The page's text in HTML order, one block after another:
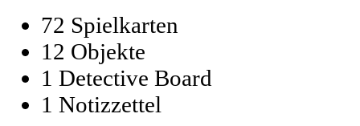
72 Spielkarten
12 Objekte
1 Detective Board
1 Notizzettel